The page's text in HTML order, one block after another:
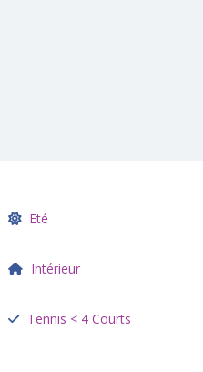
Eté
Intérieur
Tennis < 4 Courts